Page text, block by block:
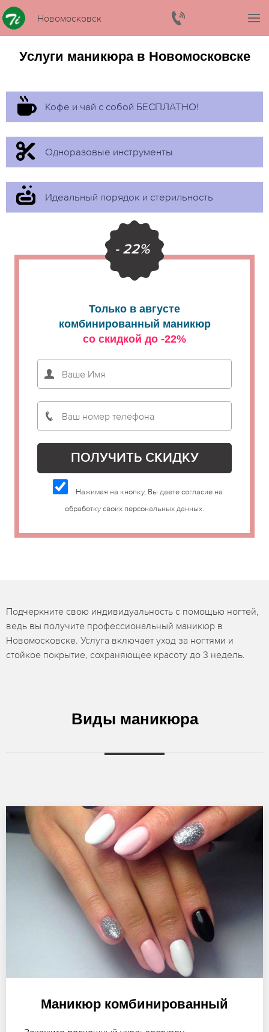
Новомосковск
Услуги маникюра в Новомосковске
Кофе и чай с собой БЕСПЛАТНО!
Одноразовые инструменты
Идеальный порядок и стерильность
- 22%
Только в августе
комбинированный маникюр
со скидкой до -22%
Нажимая на кнопку, Вы даете согласие на
обработку своих персональных данных.
Подчеркните свою индивидуальность с помощью ногтей,
ведь вы получите профессиональный маникюр в
Новомосковске. Услуга включает уход за ногтями и
стойкое покрытие, сохраняющее красоту до 3 недель.
Виды маникюра
Маникюр комбинированный